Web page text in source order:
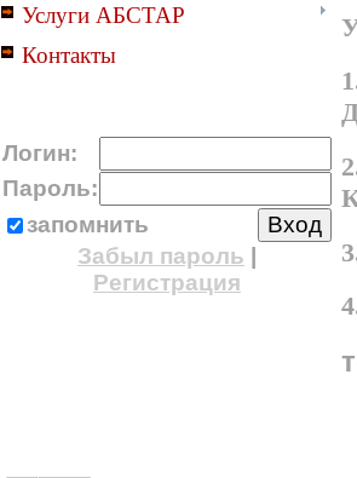
Услуги АБСТАР
Контакты
Логин:
Пароль:
запомнить
Забыл пароль
Регистрация